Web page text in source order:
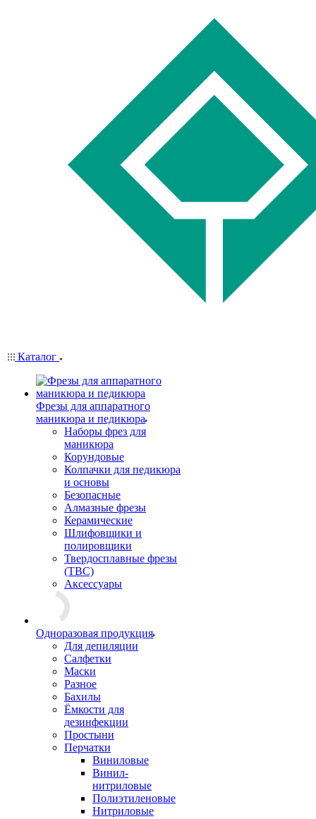
Каталог
Фрезы для аппаратного
маникюра и педикюра
Наборы фрез для
маникюра
Корундовые
Колпачки для педикюра
и основы
Безопасные
Алмазные фрезы
Керамические
Шлифовщики и
полировщики
Твердосплавные фрезы
(ТВС)
Аксессуары
Одноразовая продукция
Для депиляции
Салфетки
Маски
Разное
Бахилы
Ёмкости для
дезинфекции
Простыни
Перчатки
Виниловые
Винил-
нитриловые
Полиэтиленовые
Нитриловые